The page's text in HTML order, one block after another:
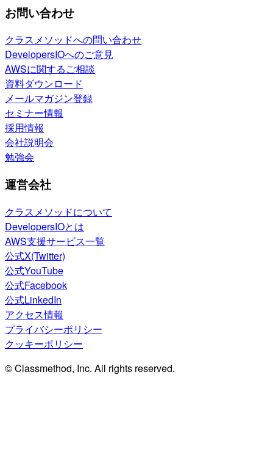
お問い合わせ
クラスメソッドへの問い合わせ
DevelopersIOへのご意見
AWSに関するご相談
資料ダウンロード
メールマガジン登録
セミナー情報
採用情報
会社説明会
勉強会
運営会社
クラスメソッドについて
DevelopersIOとは
AWS支援サービス一覧
公式X(Twitter)
公式YouTube
公式Facebook
公式LinkedIn
アクセス情報
プライバシーポリシー
クッキーポリシー
© Classmethod, Inc. All rights reserved.